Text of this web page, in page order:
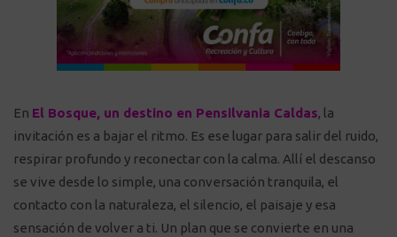
En El Bosque, un destino en Pensilvania Caldas, la
invitación es a bajar el ritmo. Es ese lugar para salir del ruido,
respirar profundo y reconectar con la calma. Allí el descanso
se vive desde lo simple, una conversación tranquila, el
contacto con la naturaleza, el silencio, el paisaje y esa
sensación de volver a ti. Un plan que se convierte en una